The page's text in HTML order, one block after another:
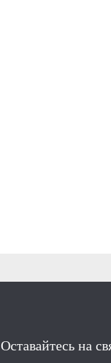
Оставайтесь на